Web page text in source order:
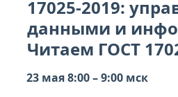
17025-2019:
данными и
Читаем ГОСТ
23 мая 8:00 – 9:00 мск